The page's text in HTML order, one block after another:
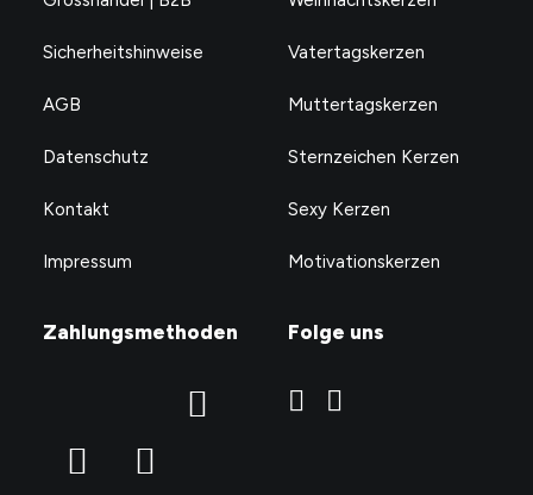
CHF24.90
Sicherheitshinweise
AGB
Datenschutz
Kontakt
Impressum
Vatertagskerzen
Muttertagskerzen
Sternzeichen Kerzen
Sexy Kerzen
Motivationskerzen
Zahlungsmethoden Folge uns